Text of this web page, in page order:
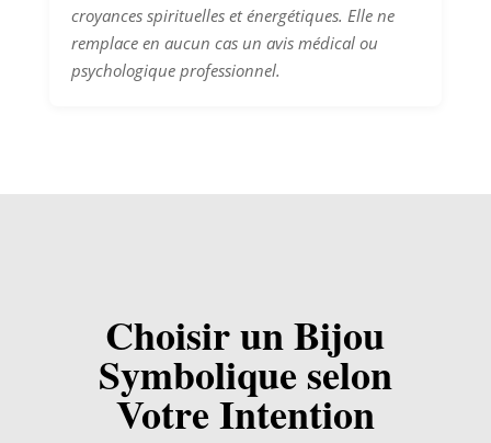
croyances spirituelles et énergétiques. Elle ne
remplace en aucun cas un avis médical ou
psychologique professionnel.
Choisir un Bijou
Symbolique selon
Votre Intention